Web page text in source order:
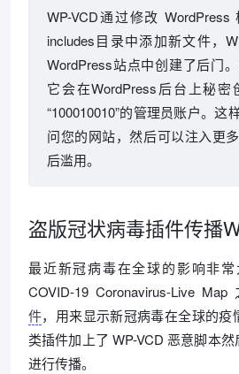
WP-VCD通过修改
includes目录中添加新文件，
WordPress站点中创建了后门
它会在WordPress后台上秘
“100010010”的管理员账户。这
问您的网站，然后可以注入更
后滥用。
盗版冠状病毒插件传播
最近新冠病毒在全球的影响非
COVID-19 Coronavirus-Live
件，用来显示新冠病毒在全球的
类插件加上了 WP-VCD 恶意脚本
进行传播。